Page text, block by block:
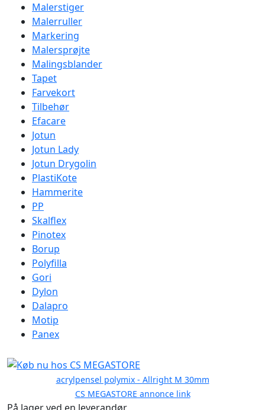
Malerstiger
Malerruller
Markering
Malersprøjte
Malingsblander
Tapet
Farvekort
Tilbehør
Efacare
Jotun
Jotun Lady
Jotun Drygolin
PlastiKote
Hammerite
PP
Skalflex
Pinotex
Borup
Polyfilla
Gori
Dylon
Dalapro
Motip
Panex
acrylpensel polymix - Allright M 30mm
CS MEGASTORE annonce link